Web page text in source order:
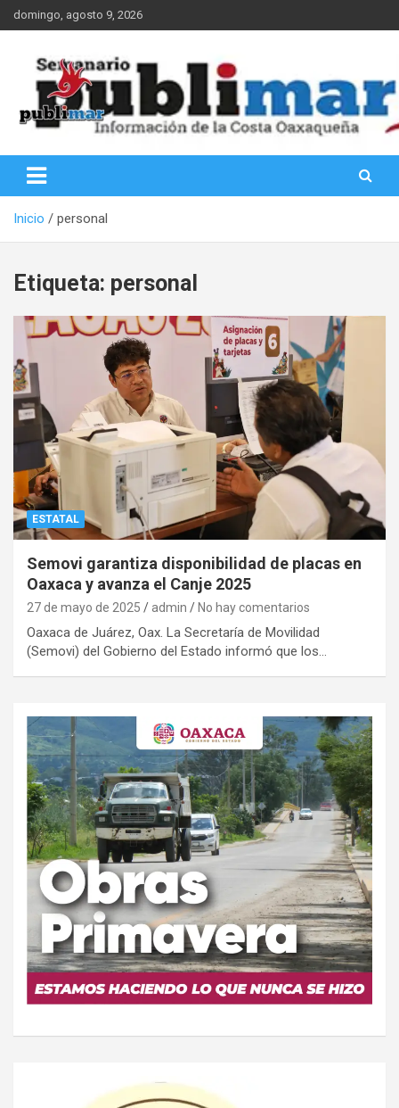
Saltar
al
domingo, agosto 9, 2026
PubliMar
Inicio personal
Etiqueta: personal
ESTATAL
Semovi garantiza disponibilidad de placas en
Oaxaca y avanza el Canje 2025
27 de mayo de 2025 admin No hay comentarios
Oaxaca de Juárez, Oax. La Secretaría de Movilidad
(Semovi) del Gobierno del Estado informó que los…